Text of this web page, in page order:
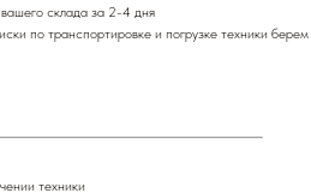
склада за 2-4 дня
по транспортировке и погрузке техники берем
техники